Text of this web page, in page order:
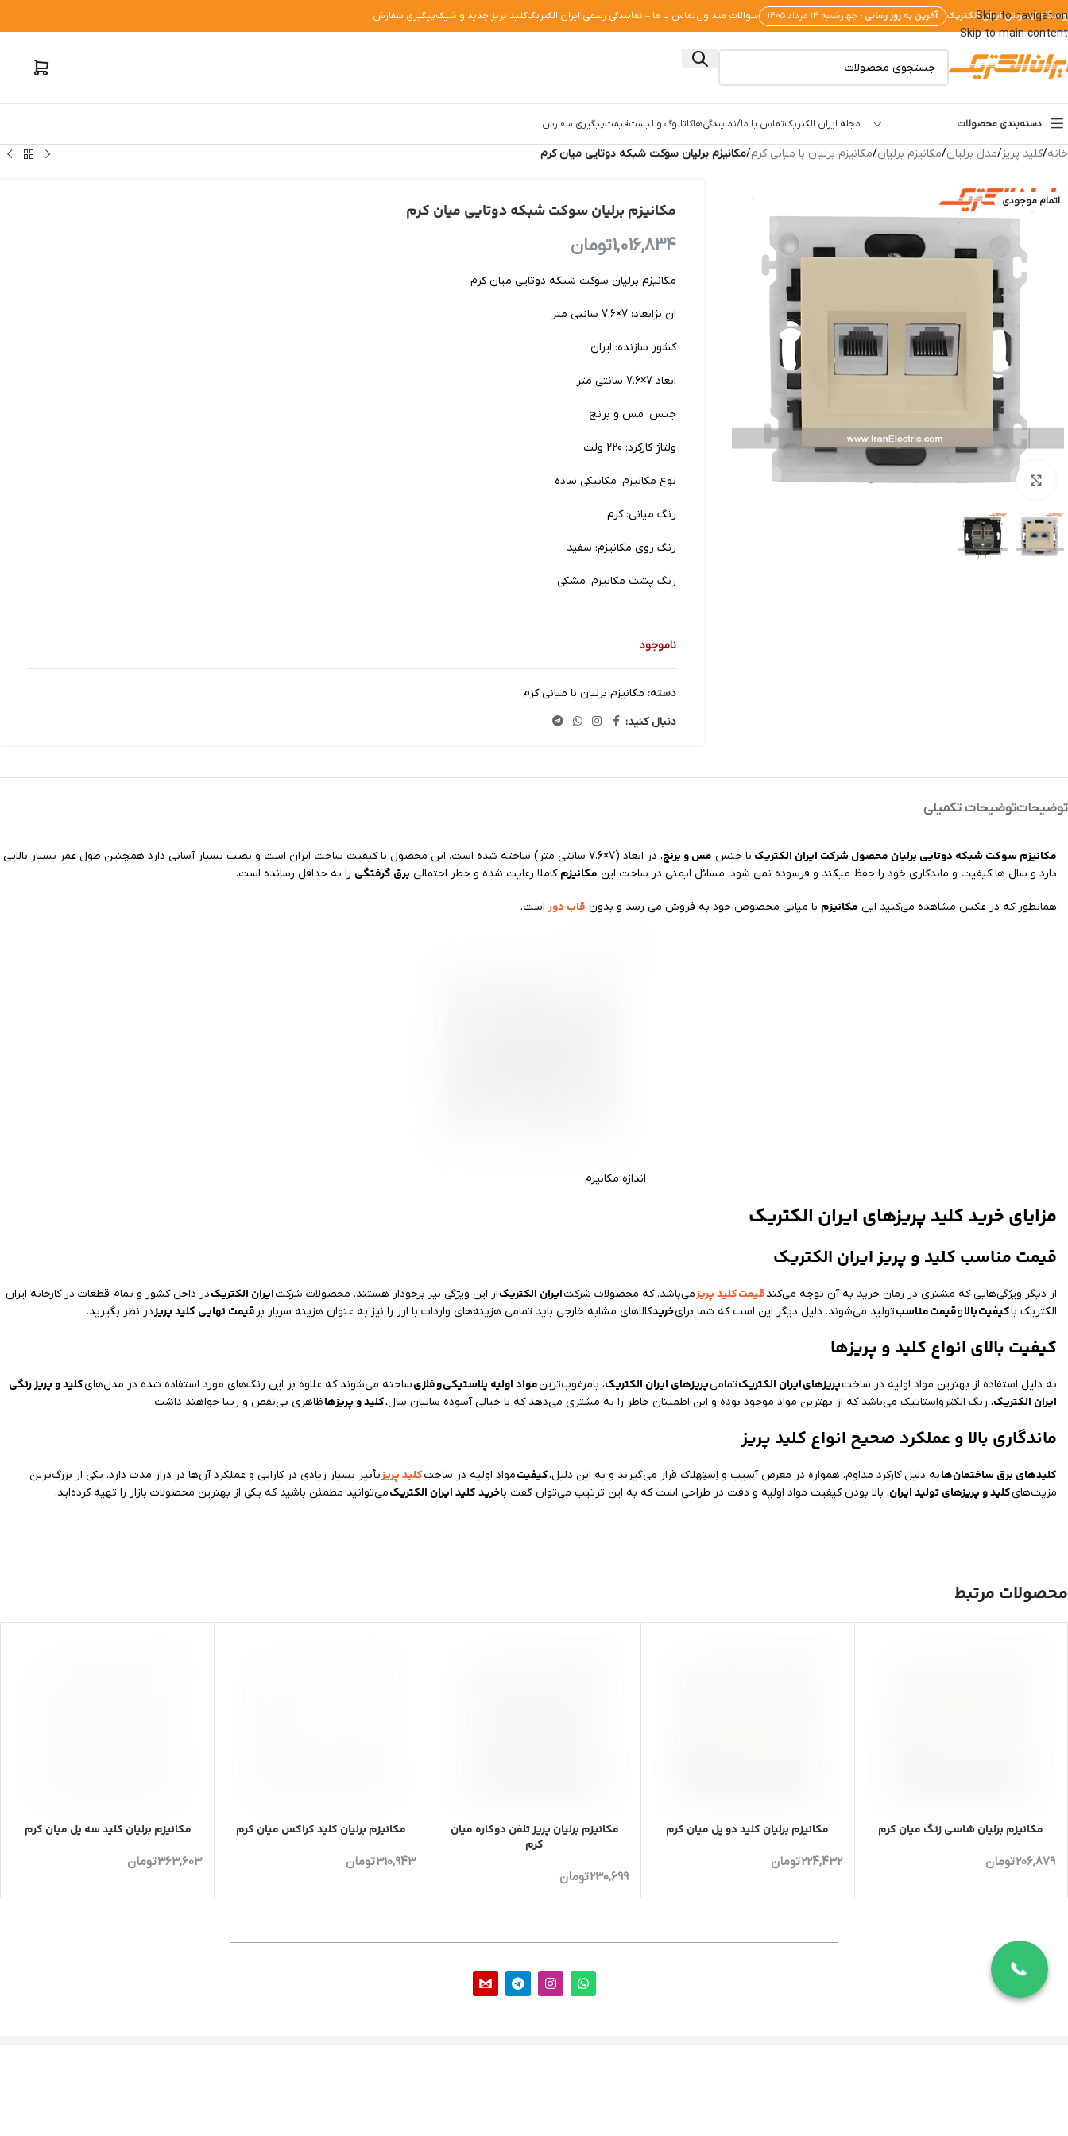
Skip to navigation
Skip to main content
اینترنتی ایران الکتریک آخرین به روز رسانی : چهارشنبه ۱۴ مرداد ۱۴۰۵ سوالات متداولتماس با ما – نمایندگی رسمی ایران الکتریککلید پریز جدید و شیکپیگیری سفارش
دسته‌بندی محصولات مجله ایران الکتریکتماس با ما/نمایندگی‌هاکاتالوگ و لیست‌قیمتپیگیری سفارش
خانه/کلید پریز/مدل برلیان/مکانیزم برلیان/مکانیزم برلیان با میانی کرم/مکانیزم برلیان سوکت شبکه دوتایی میان کرم
اتمام موجودی
بزرگنمایی تصویر
مکانیزم برلیان سوکت شبکه دوتایی میان کرم
1,016,834تومان
مکانیزم برلیان سوکت شبکه دوتایی میان کرم
ان بژابعاد: 7×7.6 سانتی متر
کشور سازنده: ایران
ابعاد 7×7.6 سانتی متر
جنس: مس و برنج
ولتاژ کارکرد: 220 ولت
نوع مکانیزم: مکانیکی ساده
رنگ میانی: کرم
رنگ روی مکانیزم: سفید
رنگ پشت مکانیزم: مشکی
ناموجود
دسته: مکانیزم برلیان با میانی کرم
دنبال کنید:
توضیحاتتوضیحات تکمیلی
مکانیزم سوکت شبکه دوتایی برلیان محصول شرکت ایران الکتریک با جنس مس و برنج
، در ابعاد (7×7.6 سانتی متر) ساخته شده است. این محصول با کیفیت ساخت ایران است و نصب بسیار آسانی دارد همچنین طول عمر بسیار بالایی
دارد و سال ها کیفیت و ماندگاری خود را حفظ میکند و فرسوده نمی شود. مسائل ایمنی در ساخت این مکانیزم کاملا رعایت شده و خطر احتمالی برق گرفتگی را به حداقل رسانده است.
همانطور که در عکس مشاهده می‌کنید این مکانیزم با میانی مخصوص خود به فروش می رسد و بدون قاب دور است.
اندازه مکانیزم
مزایای خرید کلید پریزهای ایران الکتریک
قیمت مناسب کلید و پریز ایران الکتریک
از دیگر ویژگی‌هایی که مشتری در زمان خرید به آن توجه می‌کندقیمتکلید پریزمی‌باشد. که محصولات شرکتایران الکتریکاز این ویژگی نیز برخودار هستند. محصولات شرکتایران الکتریکدر داخل کشور و تمام قطعات در کارخانه ایران
الکتریک باکیفیتبالاوقیمتمناسبتولید می‌شوند. دلیل دیگر این است که شما برایخریدکالاهای مشابه خارجی باید تمامی هزینه‌های واردات با ارز را نیز به عنوان هزینه سربار بر قیمت نهایی کلید پریزدر نظر بگیرید.
کیفیت بالای انواع کلید و پریزها
به دلیل استفاده از بهترین مواد اولیه در ساختپریزهایایران الکتریکتمامیپریزهای ایران الکتریک، بامرغوب‌ترینمواد اولیه پلاستیکیوفلزیساخته می‌شوند که علاوه بر این رنگ‌های مورد استفاده شده در مدل‌هایکلید و پریز رنگی
ایران الکتریک، رنگ الکترواستاتیک می‌باشد که از بهترین مواد موجود بوده و این اطمینان خاطر را به مشتری می‌دهد که با خیالی آسوده سالیان سال،کلید و پریزهاظاهری بی‌نقص و زیبا خواهند داشت.
ماندگاری بالا و عملکرد صحیح انواع کلید پریز
کلیدهای برق ساختمان‌هابه دلیل کارکرد مداوم، همواره در معرض آسیب و اِستِهلاک قرار می‌گیرند و به این دلیل،کیفیتمواد اولیه در ساختکلید پریزتأثیر بسیار زیادی در کارایی و عملکرد آن‌ها در دراز مدت دارد. یکی از بزرگ‌ترین
مزیت‌هایکلید و پریزهای تولید ایران، بالا بودن کیفیت مواد اولیه و دقت در طراحی است که به این ترتیب می‌توان گفت باخرید کلید ایران الکتریکمی‌توانید مطمئن باشید که یکی از بهترین محصولات بازار را تهیه کرده‌اید.
محصولات مرتبط
مکانیزم برلیان شاسی زنگ میان کرم
206,879تومان
مکانیزم برلیان کلید دو پل میان کرم
224,432تومان
مکانیزم برلیان پریز تلفن دوکاره میان
کرم
230,699تومان
مکانیزم برلیان کلید کراکس میان کرم
310,943تومان
مکانیزم برلیان کلید سه پل میان کرم
363,603تومان